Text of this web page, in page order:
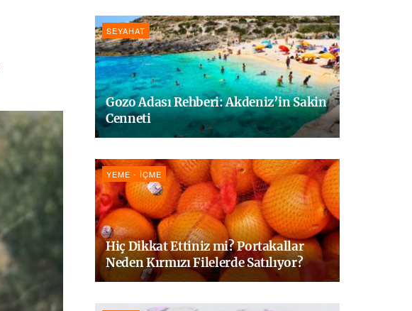
SEYAHAT
Gozo Adası Rehberi: Akdeniz’in Sakin
Cenneti
YEME - İÇME
Hiç Dikkat Ettiniz mi? Portakallar
Neden Kırmızı Filelerde Satılıyor?